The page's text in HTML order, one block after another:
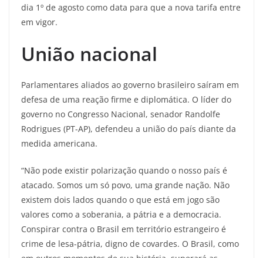
dia 1º de agosto como data para que a nova tarifa entre
em vigor.
União nacional
Parlamentares aliados ao governo brasileiro saíram em
defesa de uma reação firme e diplomática. O líder do
governo no Congresso Nacional, senador Randolfe
Rodrigues (PT-AP), defendeu a união do país diante da
medida americana.
“Não pode existir polarização quando o nosso país é
atacado. Somos um só povo, uma grande nação. Não
existem dois lados quando o que está em jogo são
valores como a soberania, a pátria e a democracia.
Conspirar contra o Brasil em território estrangeiro é
crime de lesa-pátria, digno de covardes. O Brasil, como